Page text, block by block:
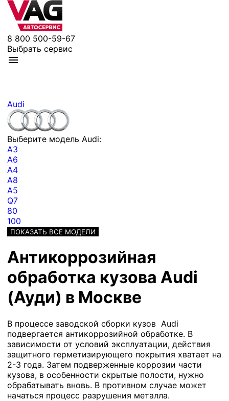
8 800 500-59-67
Выбрать сервис
Audi
Выберите модель Audi:
A3
A6
A4
A8
A5
Q7
80
100
ПОКАЗАТЬ ВСЕ МОДЕЛИ
Антикоррозийная
обработка кузова Audi
(Ауди) в Москве
В процессе заводской сборки кузов Audi
подвергается антикоррозийной обработке. В
зависимости от условий эксплуатации, действия
защитного герметизирующего покрытия хватает на
2-3 года. Затем подверженные коррозии части
кузова, в особенности скрытые полости, нужно
обрабатывать вновь. В противном случае может
начаться процесс разрушения металла.